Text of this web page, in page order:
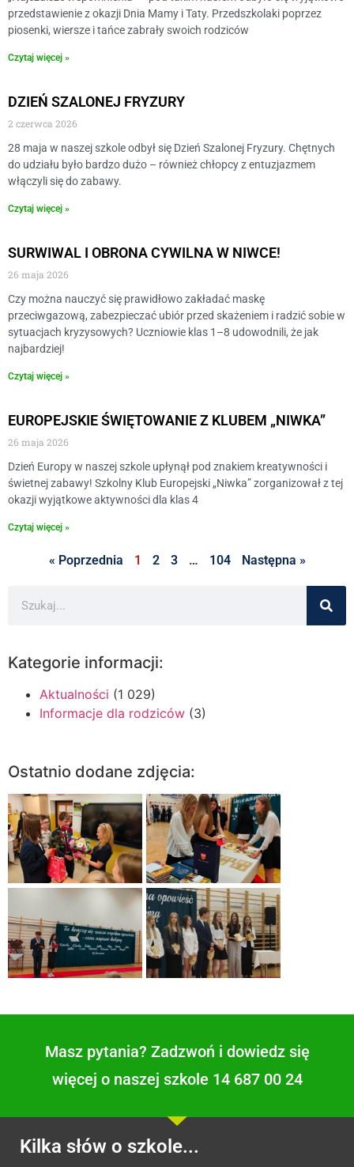
przedstawienie z okazji Dnia Mamy i Taty. Przedszkolaki poprzez
piosenki, wiersze i tańce zabrały swoich rodziców
Czytaj więcej »
DZIEŃ SZALONEJ FRYZURY
2 czerwca 2026
28 maja w naszej szkole odbył się Dzień Szalonej Fryzury. Chętnych
do udziału było bardzo dużo – również chłopcy z entuzjazmem
włączyli się do zabawy.
Czytaj więcej »
SURWIWAL I OBRONA CYWILNA W NIWCE!
26 maja 2026
Czy można nauczyć się prawidłowo zakładać maskę
przeciwgazową, zabezpieczać ubiór przed skażeniem i radzić sobie w
sytuacjach kryzysowych? Uczniowie klas 1–8 udowodnili, że jak
najbardziej!
Czytaj więcej »
EUROPEJSKIE ŚWIĘTOWANIE Z KLUBEM „NIWKA”
26 maja 2026
​Dzień Europy w naszej szkole upłynął pod znakiem kreatywności i
świetnej zabawy! Szkolny Klub Europejski „Niwka” zorganizował z tej
okazji wyjątkowe aktywności dla klas 4
Czytaj więcej »
« Poprzednia 1 2 3 … 104 Następna »
Kategorie informacji:
Aktualności (1 029)
Informacje dla rodziców (3)
Ostatnio dodane zdjęcia:
Masz pytania? Zadzwoń i dowiedz się
więcej o naszej szkole 14 687 00 24
Kilka słów o szkole...